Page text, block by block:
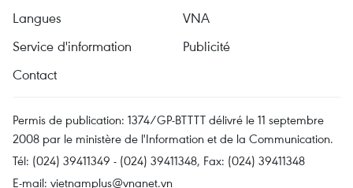
Langues
VNA
Service d'information
Publicité
Contact
Permis de publication: 1374/GP-BTTTT délivré le 11 septembre
2008 par le ministère de l'Information et de la Communication.
Tél: (024) 39411349 - (024) 39411348, Fax: (024) 39411348
E-mail: vietnamplus@vnanet.vn